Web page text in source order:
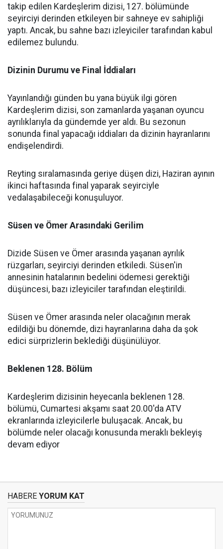
takip edilen Kardeşlerim dizisi, 127. bölümünde
seyirciyi derinden etkileyen bir sahneye ev sahipliği
yaptı. Ancak, bu sahne bazı izleyiciler tarafından kabul
edilemez bulundu.
Dizinin Durumu ve Final İddiaları
Yayınlandığı günden bu yana büyük ilgi gören
Kardeşlerim dizisi, son zamanlarda yaşanan oyuncu
ayrılıklarıyla da gündemde yer aldı. Bu sezonun
sonunda final yapacağı iddiaları da dizinin hayranlarını
endişelendirdi.
Reyting sıralamasında geriye düşen dizi, Haziran ayının
ikinci haftasında final yaparak seyirciyle
vedalaşabileceği konuşuluyor.
Süsen ve Ömer Arasındaki Gerilim
Dizide Süsen ve Ömer arasında yaşanan ayrılık
rüzgarları, seyirciyi derinden etkiledi. Süsen'in
annesinin hatalarının bedelini ödemesi gerektiği
düşüncesi, bazı izleyiciler tarafından eleştirildi.
Süsen ve Ömer arasında neler olacağının merak
edildiği bu dönemde, dizi hayranlarına daha da şok
edici sürprizlerin beklediği düşünülüyor.
Beklenen 128. Bölüm
Kardeşlerim dizisinin heyecanla beklenen 128.
bölümü, Cumartesi akşamı saat 20.00'da ATV
ekranlarında izleyicilerle buluşacak. Ancak, bu
bölümde neler olacağı konusunda meraklı bekleyiş
devam ediyor
HABERE YORUM KAT